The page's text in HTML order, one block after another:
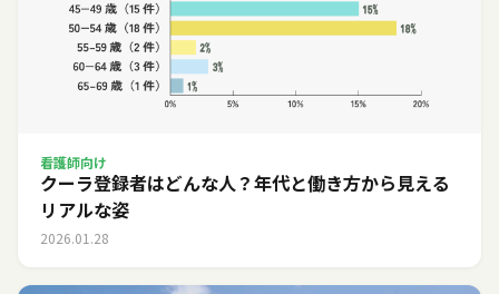
看護師向け
クーラ登録者はどんな人？年代と働き方から見える
リアルな姿
2026.01.28